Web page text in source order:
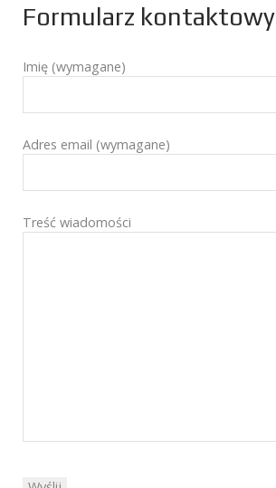
Formularz kontaktowy
Imię (wymagane)
Adres email (wymagane)
Treść wiadomości